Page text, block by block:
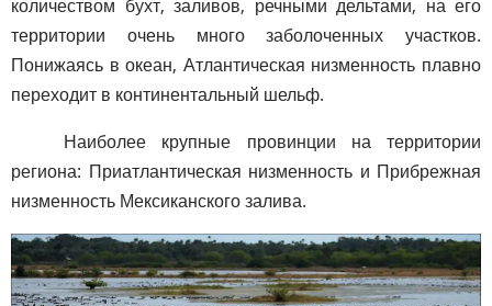
количеством бухт, заливов, речными дельтами, на его
территории очень много заболоченных участков.
Понижаясь в океан, Атлантическая низменность плавно
переходит в континентальный шельф.
Наиболее крупные провинции на территории
региона: Приатлантическая низменность и Прибрежная
низменность Мексиканского залива.